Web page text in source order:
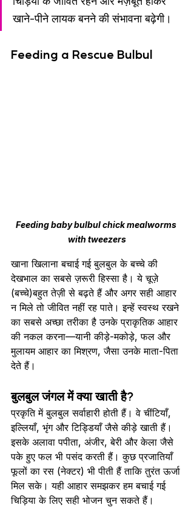
खाने-पीने लायक बनने की संभावना बढ़ेगी।
Feeding a Rescue Bulbul
Feeding baby bulbul chick mealworms
with tweezers
खाना खिलाना बचाई गई बुलबुल के बच्चे की
देखभाल का सबसे ज़रूरी हिस्सा है। ये चूज़े
(बच्चे)बहुत तेज़ी से बढ़ते हैं और अगर सही आहार
न मिले तो जीवित नहीं रह पाते। इन्हें स्वस्थ रखने
का सबसे अच्छा तरीका है उनके प्राकृतिक आहार
की नकल करना—यानी कीड़े-मकोड़े, फल और
मुलायम आहार का मिश्रण, जैसा उनके माता-पिता
देते हैं।
बुलबुल जंगल में क्या खाती है?
प्रकृति में बुलबुल सर्वाहारी होती हैं। वे चींटियाँ,
इल्लियाँ, भृंग और टिड्डियाँ जैसे कीड़े खाती हैं।
इसके अलावा पपीता, अंजीर, बेरी और केला जैसे
पके हुए फल भी पसंद करती हैं। कुछ प्रजातियाँ
फूलों का रस (नेक्टर) भी पीती हैं ताकि तुरंत ऊर्जा
मिल सके। यही आहार समझकर हम बचाई गई
चिड़िया के लिए सही भोजन चुन सकते हैं।